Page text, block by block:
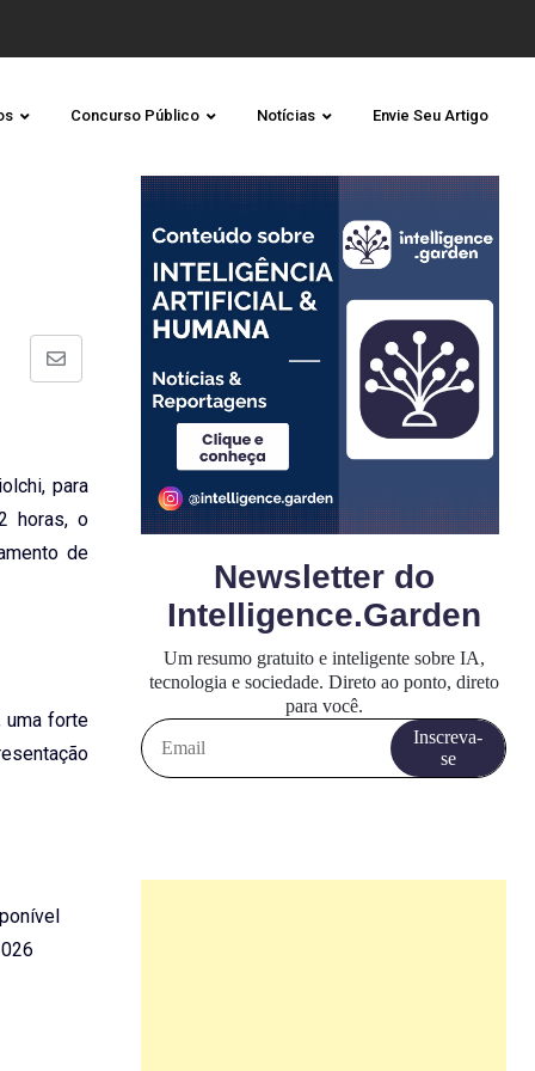
Concurso Público Notícias Envie Seu Artigo
Share
para
horas, o
de
uma forte